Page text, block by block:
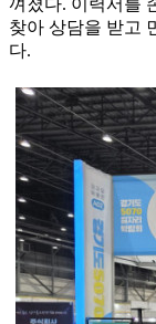
껴졌다. 이력서를
찾아 상담을 받고
다.